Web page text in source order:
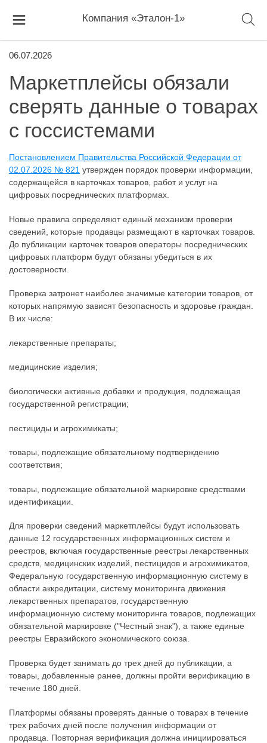
Компания «Эталон-1»
06.07.2026
Маркетплейсы обязали
сверять данные о товарах
с госсистемами
Постановлением Правительства Российской Федерации от
02.07.2026 № 821 утвержден порядок проверки информации,
содержащейся в карточках товаров, работ и услуг на
цифровых посреднических платформах.
Новые правила определяют единый механизм проверки
сведений, которые продавцы размещают в карточках товаров.
До публикации карточек товаров операторы посреднических
цифровых платформ будут обязаны убедиться в их
достоверности.
Проверка затронет наиболее значимые категории товаров, от
которых напрямую зависят безопасность и здоровье граждан.
В их числе:
лекарственные препараты;
медицинские изделия;
биологически активные добавки и продукция, подлежащая
государственной регистрации;
пестициды и агрохимикаты;
товары, подлежащие обязательному подтверждению
соответствия;
товары, подлежащие обязательной маркировке средствами
идентификации.
Для проверки сведений маркетплейсы будут использовать
данные 12 государственных информационных систем и
реестров, включая государственные реестры лекарственных
средств, медицинских изделий, пестицидов и агрохимикатов,
Федеральную государственную информационную систему в
области аккредитации, систему мониторинга движения
лекарственных препаратов, государственную
информационную систему мониторинга товаров, подлежащих
обязательной маркировке ("Честный знак"), а также единые
реестры Евразийского экономического союза.
Проверка будет занимать до трех дней до публикации, а
товары, добавленные ранее, должны пройти верификацию в
течение 180 дней.
Платформы обязаны проверять данные о товарах в течение
трех рабочих дней после получения информации от
продавца. Повторная верификация должна инициироваться